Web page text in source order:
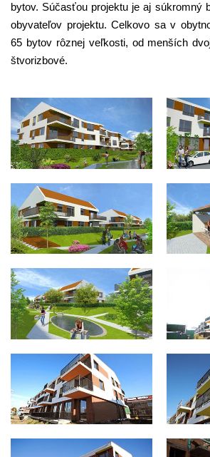
bytov. Súčasťou projektu je aj súkromný
obyvateľov projektu. Celkovo sa v
65 bytov rôznej veľkosti, od menších
štvorizbové.